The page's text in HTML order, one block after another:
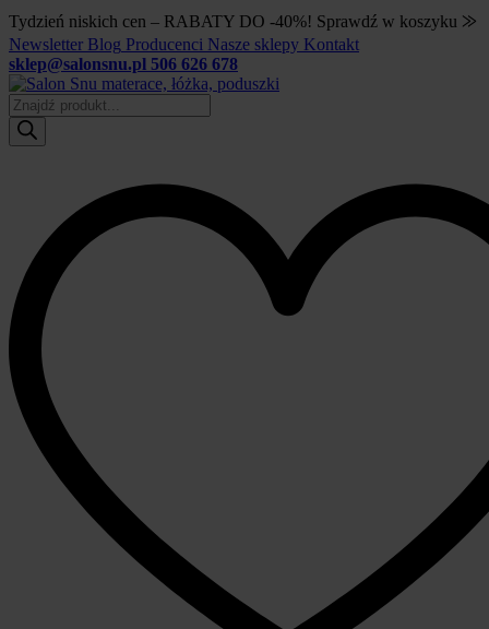
Tydzień niskich cen – RABATY DO -40%! Sprawdź w koszyku ⨠
Newsletter Blog Producenci Nasze sklepy Kontakt
sklep@salonsnu.pl 506 626 678
Wyszukiwarka
produktów